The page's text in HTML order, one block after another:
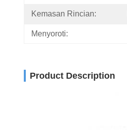
Kemasan Rincian:
Menyoroti:
Product Description